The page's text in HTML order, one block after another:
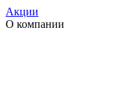
Акции
О компании